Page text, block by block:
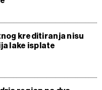
kreditiranja nisu
lake isplate